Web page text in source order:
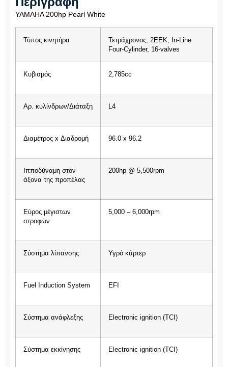
YAMAHA 200hp Pearl White
Τύπος κινητήρα
Τετράχρονος, 2EEK, In-Line
Four-Cylinder, 16-valves
Κυβισμός 2,785cc
Αρ. κυλίνδρων/Διάταξη L4
Διαμέτρος x Διαδρομή 96.0 x 96.2
Ιπποδύναμη στον
άξονα της προπέλας
200hp @ 5,500rpm
Εύρος μέγιστων
στροφών
5,000 – 6,000rpm
Σύστημα λίπανσης Υγρό κάρτερ
Fuel Induction System EFI
Σύστημα ανάφλεξης Electronic ignition (TCI)
Σύστημα εκκίνησης Electronic ignition (TCI)